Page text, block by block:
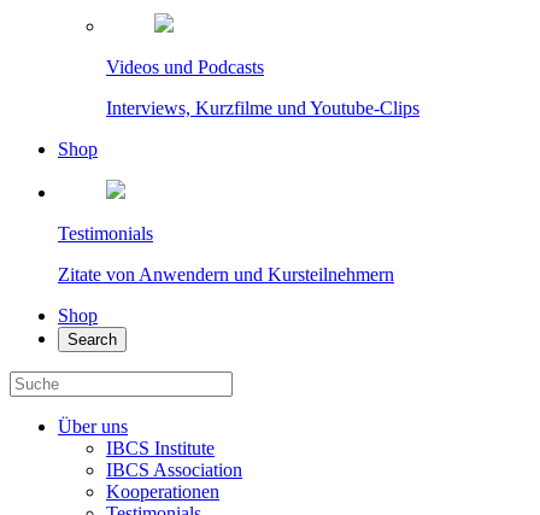
Videos und Podcasts
Interviews, Kurzfilme und Youtube-Clips
Shop
Testimonials
Zitate von Anwendern und Kursteilnehmern
Shop
Search
Über uns
IBCS Institute
IBCS Association
Kooperationen